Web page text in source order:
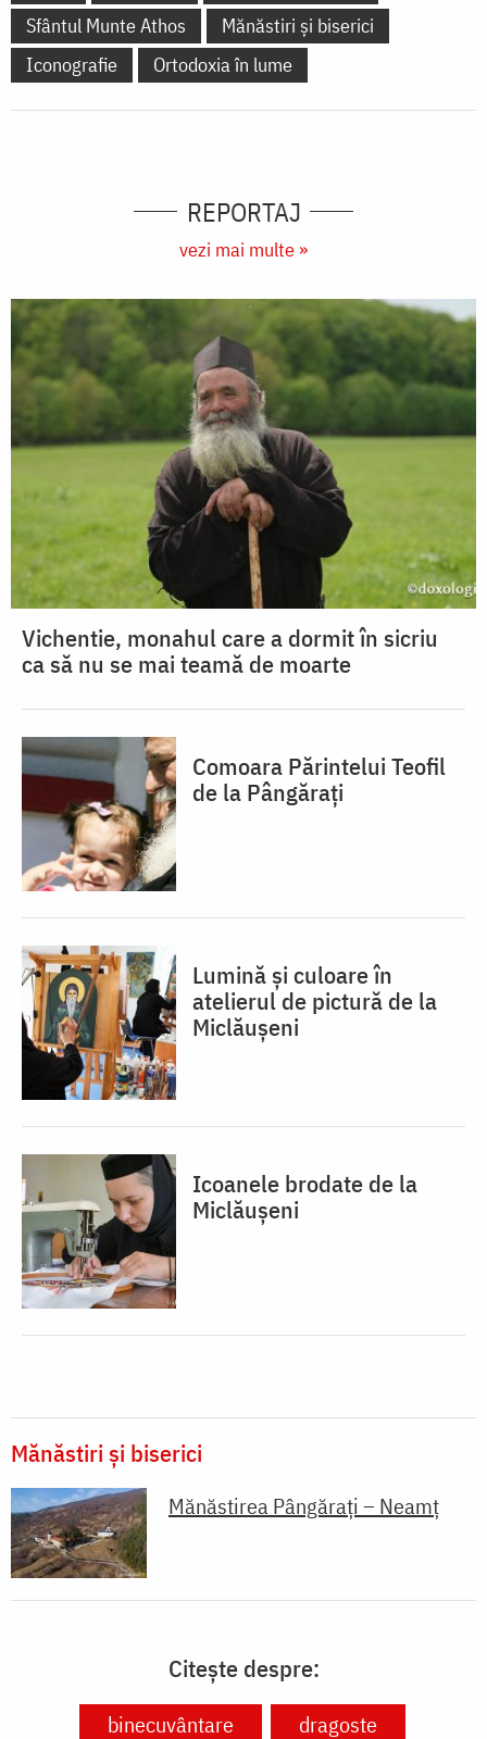
Sfântul Munte Athos
Mănăstiri și biserici
Iconografie
Ortodoxia în lume
REPORTAJ
vezi mai multe »
Vichentie, monahul care a dormit în sicriu
ca să nu se mai teamă de moarte
Comoara Părintelui Teofil
de la Pângărați
Lumină și culoare în
atelierul de pictură de la
Miclăușeni
Icoanele brodate de la
Miclăușeni
Mănăstiri și biserici
Mănăstirea Pângărați – Neamț
Citește despre:
binecuvântare
dragoste